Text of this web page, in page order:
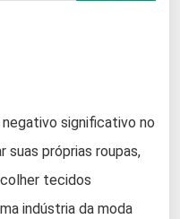
significativo no
suas próprias roupas,
tecidos
indústria da moda